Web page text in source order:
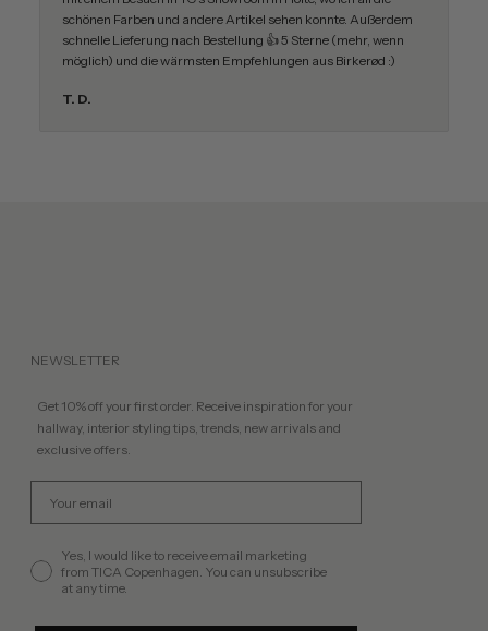
schönen Farben und andere Artikel sehen konnte. Außerdem
schnelle Lieferung nach Bestellung 👍 5 Sterne (mehr, wenn
möglich) und die wärmsten Empfehlungen aus Birkerød :)
T. D.
NEWSLETTER
Get 10% off your first order. Receive inspiration for your
hallway, interior styling tips, trends, new arrivals and
exclusive offers.
permission
Yes, I would like to receive email marketing
from TICA Copenhagen. You can unsubscribe
at any time.